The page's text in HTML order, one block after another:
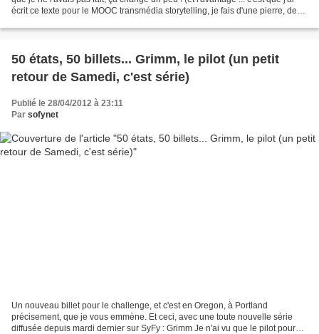
écrit ce texte pour le MOOC transmédia storytelling, je fais d'une pierre, deux
50 états, 50 billets... Grimm, le pilot (un petit
retour de Samedi, c'est série)
Publié le 28/04/2012 à 23:11
Par sofynet
Un nouveau billet pour le challenge, et c'est en Oregon, à Portland
précisement, que je vous emmène. Et ceci, avec une toute nouvelle série
diffusée depuis mardi dernier sur SyFy : Grimm Je n'ai vu que le pilot pour